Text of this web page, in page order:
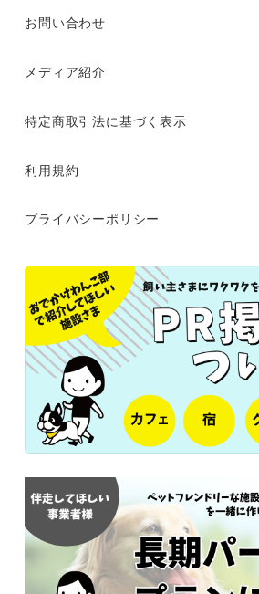
お問い合わせ
メディア紹介
特定商取引法に基づく表示
利用規約
プライバシーポリシー